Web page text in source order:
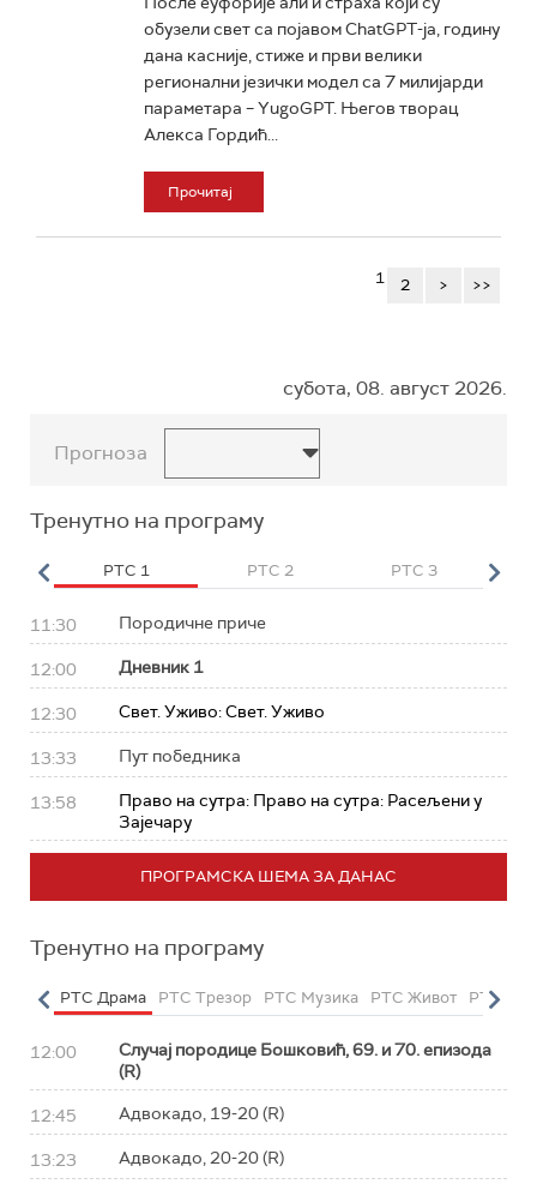
обузeли свет са појавом ChatGPT-ja, годину
дана касније, стиже и први велики
регионални језички модел са 7 милијарди
параметара – YugoGPT. Његов творац
Алекса Гордић...
Прочитај
1 2 > >>
субота, 08. август 2026.
Прогноза
Тренутно на програму
РТС 1 РТС 2 РТС 3
11:30 Породичне приче
12:00 Дневник 1
12:30 Свет. Уживо: Свет. Уживо
13:33 Пут победника
13:58
Право на сутра: Право на сутра: Расељени у
Зајечару
ПРОГРАМСКА ШЕМА ЗА ДАНАС
Тренутно на програму
РТС Драма РТС Трезор РТС Музика РТС Живот РТС
12:00
Случај породице Бошковић, 69. и 70. епизода
(R)
12:45 Адвокадо, 19-20 (R)
13:23 Адвокадо, 20-20 (R)